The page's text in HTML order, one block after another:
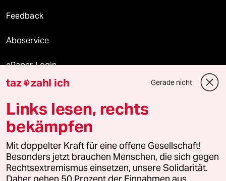
Feedback
Aboservice
ePaper Login
Downloads für Abonnierende
© 2026 taz Verlags und Vertriebs GmbH
Alle Rechte vorbehalten. Bei rechtlichen Fragen oder für Genehmigungen
wenden Sie sich bitte an lizenzen@taz.de
taz zahl ich Gerade nicht
Links lesen, rechts
bekämpfen
Mit doppelter Kraft für eine offene Gesellschaft!
Besonders jetzt brauchen Menschen, die sich gegen
Rechtsextremismus einsetzen, unsere Solidarität.